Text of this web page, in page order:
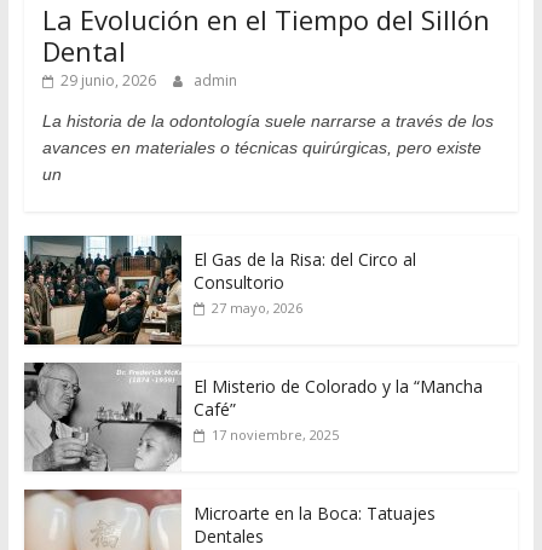
La Evolución en el Tiempo del Sillón
Dental
29 junio, 2026 admin
La historia de la odontología suele narrarse a través de los
avances en materiales o técnicas quirúrgicas, pero existe
un
El Gas de la Risa: del Circo al
Consultorio
27 mayo, 2026
El Misterio de Colorado y la “Mancha
Café”
17 noviembre, 2025
Microarte en la Boca: Tatuajes
Dentales